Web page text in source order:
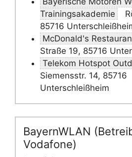
Trainingsakademie
85716
McDonald's
Straße 19, 85716
Telekom Hotspot
Siemensstr. 14, 85716
Unterschleißheim
BayernWLAN
Vodafone)